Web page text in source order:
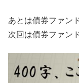
あとは債券ファン
次回は債券ファン